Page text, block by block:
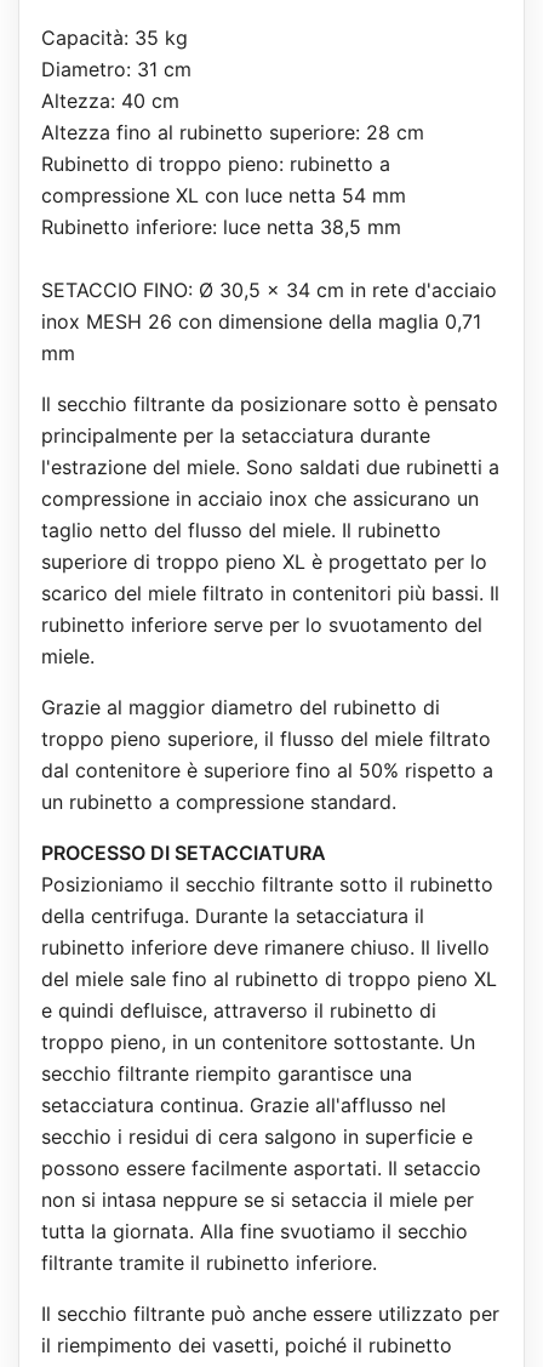
Capacità: 35 kg
Diametro: 31 cm
Altezza: 40 cm
Altezza fino al rubinetto superiore: 28 cm
Rubinetto di troppo pieno: rubinetto a
compressione XL con luce netta 54 mm
Rubinetto inferiore: luce netta 38,5 mm
SETACCIO FINO: Ø 30,5 x 34 cm in rete d'acciaio
inox MESH 26 con dimensione della maglia 0,71
mm
Il secchio filtrante da posizionare sotto è pensato
principalmente per la setacciatura durante
l'estrazione del miele. Sono saldati due rubinetti a
compressione in acciaio inox che assicurano un
taglio netto del flusso del miele. Il rubinetto
superiore di troppo pieno XL è progettato per lo
scarico del miele filtrato in contenitori più bassi. Il
rubinetto inferiore serve per lo svuotamento del
miele.
Grazie al maggior diametro del rubinetto di
troppo pieno superiore, il flusso del miele filtrato
dal contenitore è superiore fino al 50% rispetto a
un rubinetto a compressione standard.
PROCESSO DI SETACCIATURA
Posizioniamo il secchio filtrante sotto il rubinetto
della centrifuga. Durante la setacciatura il
rubinetto inferiore deve rimanere chiuso. Il livello
del miele sale fino al rubinetto di troppo pieno XL
e quindi defluisce, attraverso il rubinetto di
troppo pieno, in un contenitore sottostante. Un
secchio filtrante riempito garantisce una
setacciatura continua. Grazie all'afflusso nel
secchio i residui di cera salgono in superficie e
possono essere facilmente asportati. Il setaccio
non si intasa neppure se si setaccia il miele per
tutta la giornata. Alla fine svuotiamo il secchio
filtrante tramite il rubinetto inferiore.
Il secchio filtrante può anche essere utilizzato per
il riempimento dei vasetti, poiché il rubinetto